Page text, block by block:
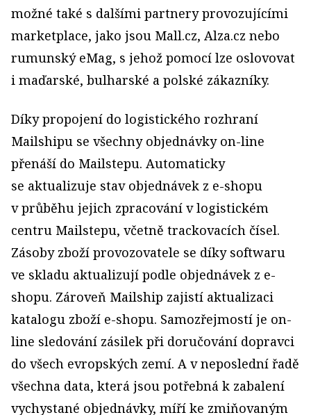
možné také s dalšími partnery provozujícími
marketplace, jako jsou Mall.cz, Alza.cz nebo
rumunský eMag, s jehož pomocí lze oslovovat
i maďarské, bulharské a polské zákazníky.
Díky propojení do logistického rozhraní
Mailshipu se všechny objednávky on-line
přenáší do Mailstepu. Automaticky
se aktualizuje stav objednávek z e-shopu
v průběhu jejich zpracování v logistickém
centru Mailstepu, včetně trackovacích čísel.
Zásoby zboží provozovatele se díky softwaru
ve skladu aktualizují podle objednávek z e-
shopu. Zároveň Mailship zajistí aktualizaci
katalogu zboží e-shopu. Samozřejmostí je on-
line sledování zásilek při doručování dopravci
do všech evropských zemí. A v neposlední řadě
všechna data, která jsou potřebná k zabalení
vychystané objednávky, míří ke zmiňovaným